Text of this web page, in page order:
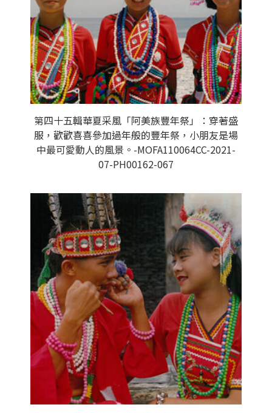
第四十五輯華夏采風「阿美族豐年祭」：穿著盛
服，歡歡喜喜參加過年般的豐年祭，小朋友是場
中最可愛動人的風景。-MOFA110064CC-2021-
07-PH00162-067